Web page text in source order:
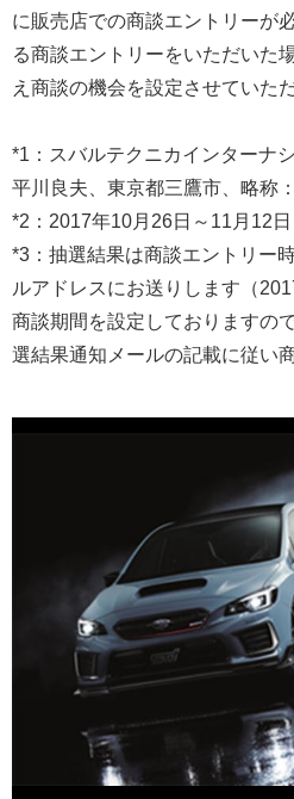
に販売店での商談エントリーが
る商談エントリーをいただいた
え商談の機会を設定させていた
*1：スバルテクニカインターナ
平川良夫、東京都三鷹市、略称：
*2：2017年10月26日～11月12日
*3：抽選結果は商談エントリー
ルアドレスにお送りします（
商談期間を設定しておりますの
選結果通知メールの記載に従い